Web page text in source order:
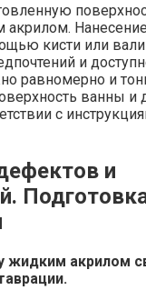
кисти или
и
равномерно и
ванны и
с
и
жидким акрилом